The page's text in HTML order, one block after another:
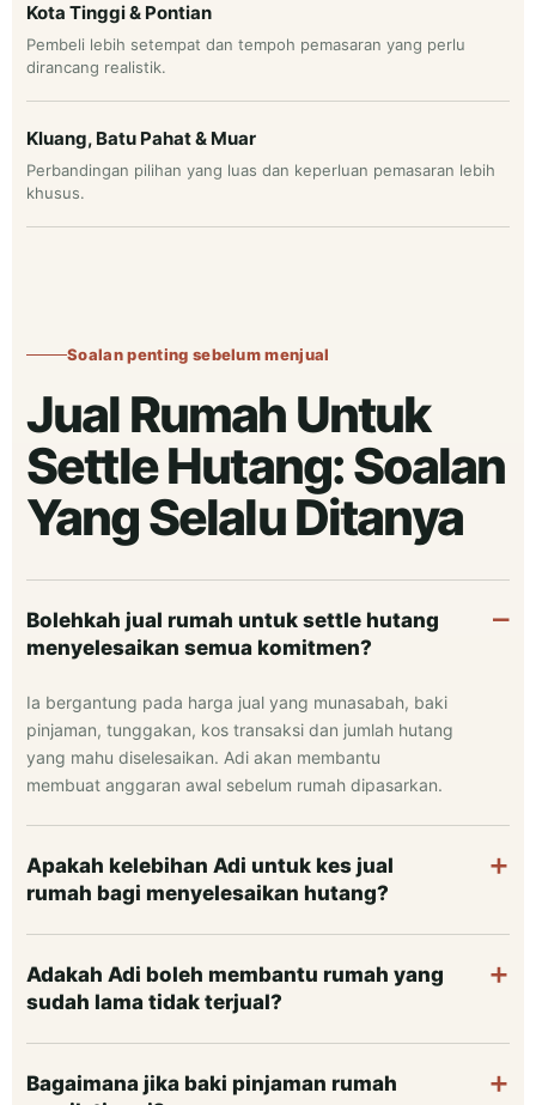
Kota Tinggi & Pontian
Pembeli lebih setempat dan tempoh pemasaran yang perlu
dirancang realistik.
Kluang, Batu Pahat & Muar
Perbandingan pilihan yang luas dan keperluan pemasaran lebih
khusus.
Soalan penting sebelum menjual
Jual Rumah Untuk
Settle Hutang: Soalan
Yang Selalu Ditanya
Bolehkah jual rumah untuk settle hutang
menyelesaikan semua komitmen?
Ia bergantung pada harga jual yang munasabah, baki
pinjaman, tunggakan, kos transaksi dan jumlah hutang
yang mahu diselesaikan. Adi akan membantu
membuat anggaran awal sebelum rumah dipasarkan.
Apakah kelebihan Adi untuk kes jual
rumah bagi menyelesaikan hutang?
Adakah Adi boleh membantu rumah yang
sudah lama tidak terjual?
Bagaimana jika baki pinjaman rumah